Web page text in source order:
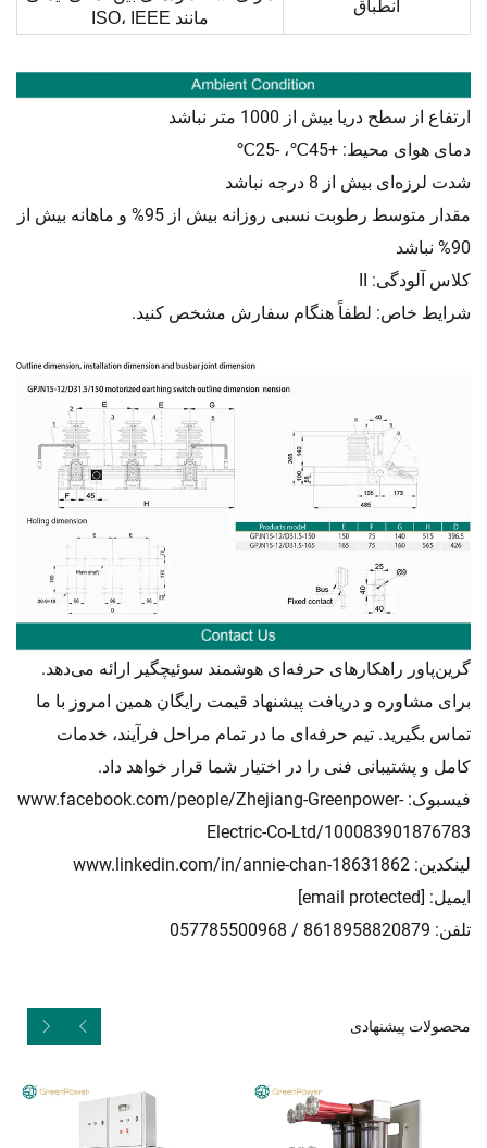
انطباق
مانند ISO، IEEE
ارتفاع از سطح دریا بیش از 1000 متر نباشد
دمای هوای محیط: +45℃، -25℃
شدت لرزه‌ای بیش از 8 درجه نباشد
مقدار متوسط رطوبت نسبی روزانه بیش از 95% و ماهانه بیش از
90% نباشد
کلاس آلودگی: II
شرایط خاص: لطفاً هنگام سفارش مشخص کنید.
گرین‌پاور راهکارهای حرفه‌ای هوشمند سوئیچگیر ارائه می‌دهد.
برای مشاوره و دریافت پیشنهاد قیمت رایگان همین امروز با ما
تماس بگیرید. تیم حرفه‌ای ما در تمام مراحل فرآیند، خدمات
کامل و پشتیبانی فنی را در اختیار شما قرار خواهد داد.
فیسبوک:www.facebook.com/people/Zhejiang-Greenpower-
Electric-Co-Ltd/100083901876783
لینکدین: www.linkedin.com/in/annie-chan-18631862
ایمیل: [email protected]
تلفن: 8618958820879 / 057785500968
محصولات پیشنهادی